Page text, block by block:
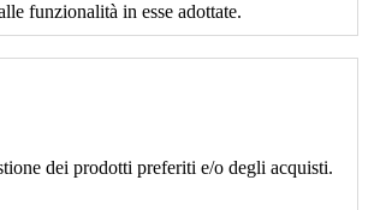
funzionalità in esse adottate.
dei prodotti preferiti e/o degli acquisti.